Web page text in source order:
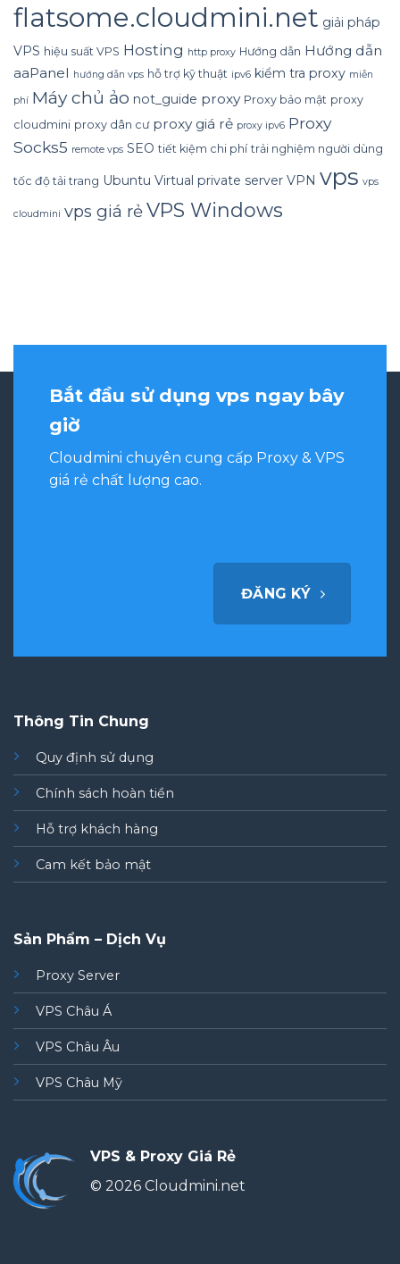
flatsome.cloudmini.net giải pháp
VPS hiệu suất VPS Hosting http proxy Hướng dẫn Hướng dẫn
aaPanel hướng dẫn vps hỗ trợ kỹ thuật ipv6 kiểm tra proxy miễn
phí Máy chủ ảo not_guide proxy Proxy bảo mật proxy
cloudmini proxy dân cư proxy giá rẻ proxy ipv6 Proxy
Socks5 remote vps SEO tiết kiệm chi phí trải nghiệm người dùng
tốc độ tải trang Ubuntu Virtual private server VPN vps vps
cloudmini vps giá rẻVPS Windows
Bắt đầu sử dụng vps ngay bây
giờ
Cloudmini chuyên cung cấp Proxy & VPS
giá rẻ chất lượng cao.
ĐĂNG KÝ
Thông Tin Chung
Quy định sử dụng
Chính sách hoàn tiền
Hỗ trợ khách hàng
Cam kết bảo mật
Sản Phẩm – Dịch Vụ
Proxy Server
VPS Châu Á
VPS Châu Âu
VPS Châu Mỹ
VPS & Proxy Giá Rẻ
© 2026 Cloudmini.net